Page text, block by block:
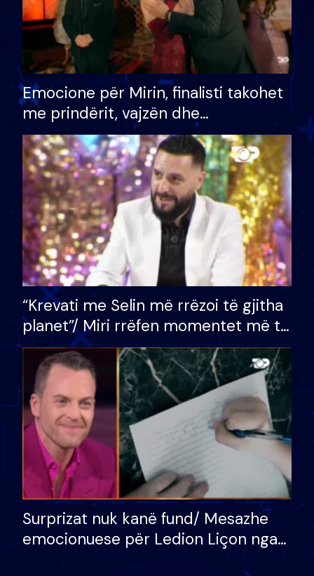
Emocione për Mirin, finalisti takohet
me prindërit, vajzën dhe
bashkëshorten: S’kemi ndonjë letër
divorci apo jo?
“Krevati me Selin më rrëzoi të gjitha
planet”/ Miri rrëfen momentet më të
bukura në shtëpinë e BB VIP: Do më
mungojë zilja e mëngjesit kur…
Surprizat nuk kanë fund/ Mesazhe
emocionuese për Ledion Liçon nga